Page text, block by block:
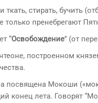
ткать, стирать, бучить
только пренебрегают
“Освобождение” (от
построенном
посвящена Мокоши
конец лета. Говорят